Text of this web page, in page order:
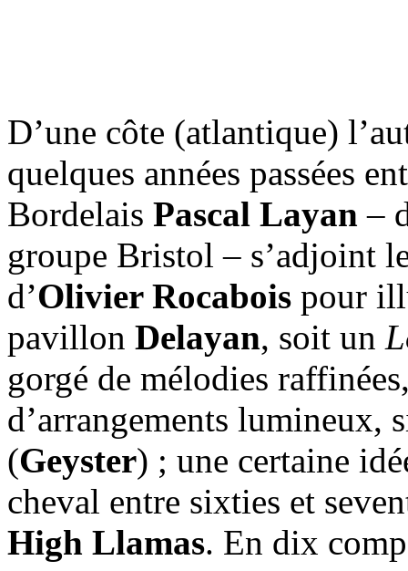
D’une côte (atlantique)
quelques années passées
Bordelais Pascal Layan –
groupe Bristol – s’adjoint
d’Olivier Rocabois pour
pavillon Delayan, soit un
gorgé de mélodies
d’arrangements lumineux,
(Geyster) ; une certaine
cheval entre sixties et
High Llamas. En dix